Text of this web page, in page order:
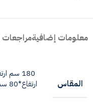
معلومات إضافيةمراجعات
المقاس
180 سم ارتفاع*80 سم عرض*40 سم عمق
ارتفاع*80 سم عرض*40 سم عمق